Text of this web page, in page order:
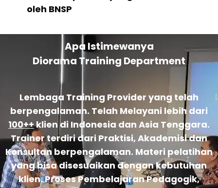
oleh BNSP
Apa Istimewanya
Diorama Training Department
Lembaga Training Provider yang telah
berpengalaman. Telah Melayani lebih dari
100++klien di Indonesia dan Asia Tenggara.
Trainer terdiri dari Praktisi, Akademisi dan
Konsultan berpengalaman. Materi pelatihan
yang bisa disesuaikan dengan kebutuhan
klien. Proses Pembelajaran Pedagogik,